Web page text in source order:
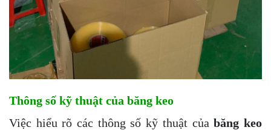
Thông số kỹ thuật của băng keo
Việc hiểu rõ các thông số kỹ thuật củabăng keo